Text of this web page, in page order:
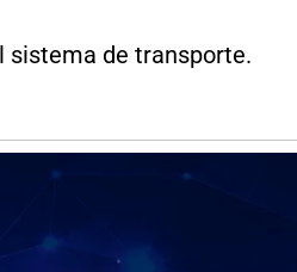
sistema de transporte.